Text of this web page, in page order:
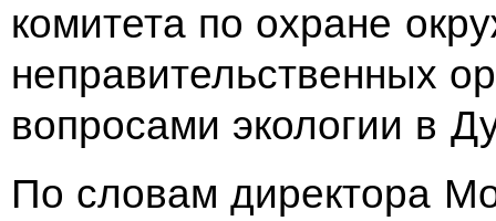
комитета по охране
неправительственных
вопросами экологии в
По словам директора